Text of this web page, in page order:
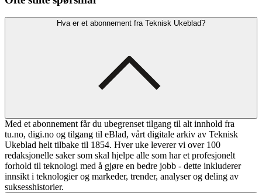
Hva er et abonnement fra Teknisk Ukeblad?
Med et abonnement får du ubegrenset tilgang til alt innhold fra
tu.no, digi.no og tilgang til eBlad, vårt digitale arkiv av Teknisk
Ukeblad helt tilbake til 1854. Hver uke leverer vi over 100
redaksjonelle saker som skal hjelpe alle som har et profesjonelt
forhold til teknologi med å gjøre en bedre jobb - dette inkluderer
innsikt i teknologier og markeder, trender, analyser og deling av
suksesshistorier.